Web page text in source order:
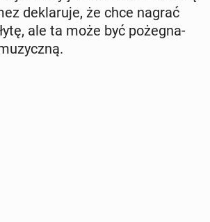
de­kla­ru­je, że chce nagrać
ale ta może być po­że­gna­